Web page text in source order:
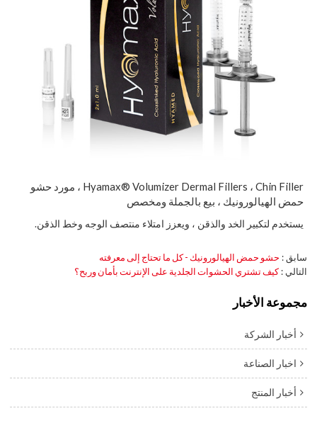
Hyamax® Volumizer Dermal Fillers ، Chin Filler ، مورد حشو
حمض الهيالورونيك ، بيع بالجملة ومخصص
يستخدم لتكبير الخد والذقن ، ويعزز امتلاء منتصف الوجه وخط الذقن.
سابق
حشو حمض الهيالورونيك - كل ما تحتاج إلى معرفته
التالي
كيف تشتري الحشوات الجلدية على الإنترنت بأمان وربح؟
مجموعة الأخبار
أخبار الشركة
اخبار الصناعة
أخبار المنتج